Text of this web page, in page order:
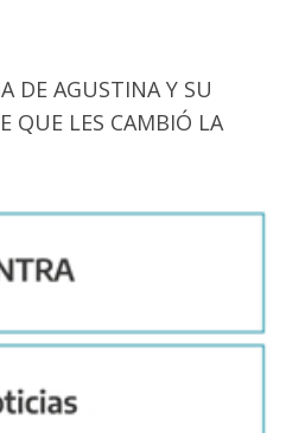
DE AGUSTINA Y SU
QUE LES CAMBIÓ LA